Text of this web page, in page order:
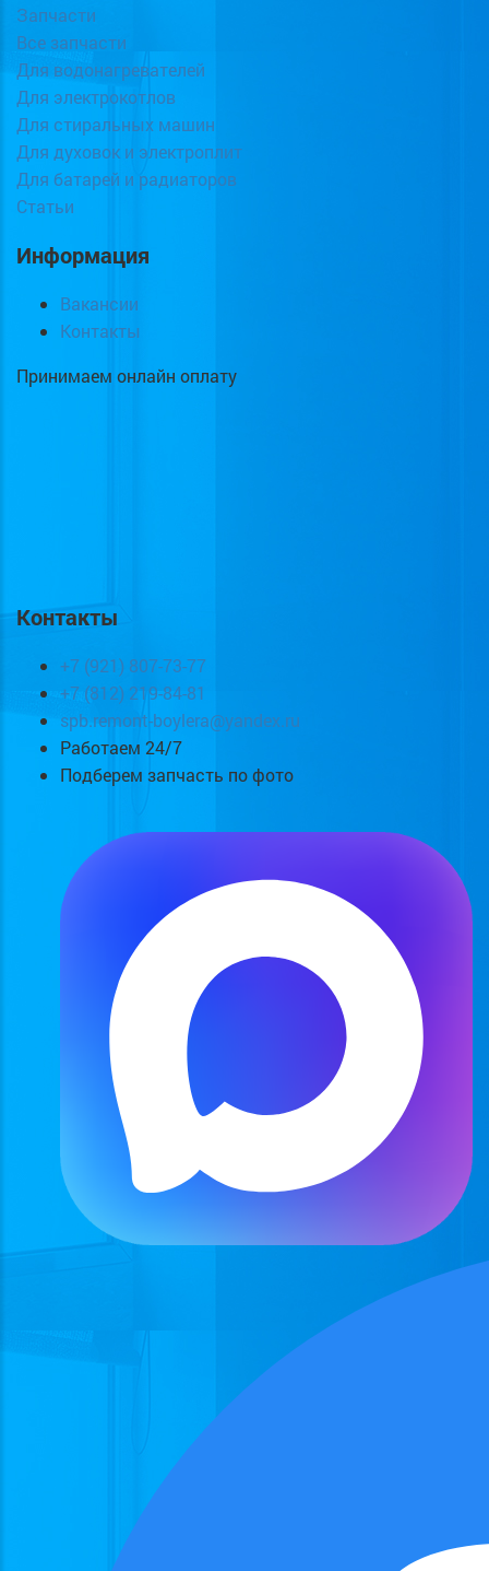
Запчасти
Все запчасти
Для водонагревателей
Для электрокотлов
Для стиральных машин
Для духовок и электроплит
Для батарей и радиаторов
Статьи
Информация
Вакансии
Контакты
Принимаем онлайн оплату
Контакты
+7 (921) 807-73-77
+7 (812) 219-84-81
spb.remont-boylera@yandex.ru
Работаем 24/7
Подберем запчасть по фото